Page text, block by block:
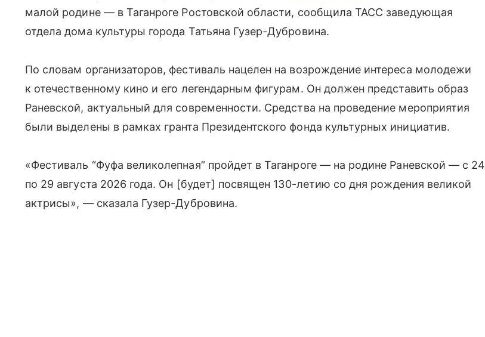
малой родине — в Таганроге Ростовской области, сообщила ТАСС заведующая
отдела дома культуры города Татьяна Гузер-Дубровина.
По словам организаторов, фестиваль нацелен на возрождение интереса молодежи
к отечественному кино и его легендарным фигурам. Он должен представить образ
Раневской, актуальный для современности. Средства на проведение мероприятия
были выделены в рамках гранта Президентского фонда культурных инициатив.
«Фестиваль “Фуфа великолепная” пройдет в Таганроге — на родине Раневской — с 24
по 29 августа 2026 года. Он [будет] посвящен 130-летию со дня рождения великой
актрисы», — сказала Гузер-Дубровина.